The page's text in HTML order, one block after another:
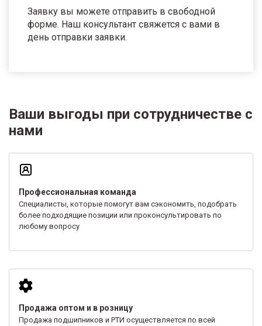
Заявку вы можете отправить в свободной
форме. Наш консультант свяжется с вами в
день отправки заявки.
Ваши выгоды при сотрудничестве с
нами
Профессиональная команда
Специалисты, которые помогут вам сэкономить, подобрать
более подходящие позиции или проконсультировать по
любому вопросу
Продажа оптом и в розницу
Продажа подшипников и РТИ осуществляется по всей